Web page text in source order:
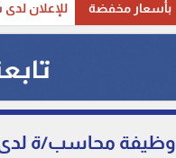
بأسعار مخفضة للإعلان لدى
وظيفة محاسب/ة لدى